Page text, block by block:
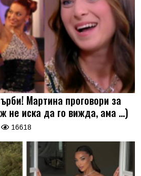
Мартина проговори за
не иска да го вижда, ама …)
16618